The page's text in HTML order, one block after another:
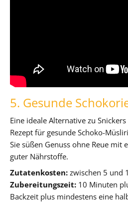
5. Gesunde
Eine ideale Alternative zu
Rezept für gesunde Schoko-
Sie süßen Genuss ohne Reue mit
guter Nährstoffe.
Zutatenkosten: zwischen 5 und
Zubereitungszeit: 10 Minuten
Backzeit plus mindestens eine